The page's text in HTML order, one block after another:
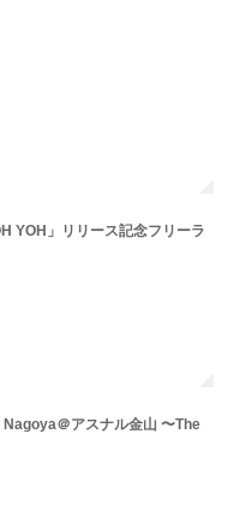
YOH」リリース記念フリーラ
＠アスナル金山 〜The